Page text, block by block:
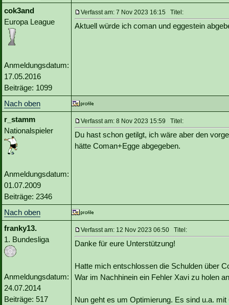
cok3and
Europa League
Anmeldungsdatum:
17.05.2016
Beiträge: 1099
Verfasst am: 7 Nov 2023 16:15 Titel:
Aktuell würde ich coman und eggestein
Nach oben
r_stamm
Nationalspieler
Anmeldungsdatum:
01.07.2009
Beiträge: 2346
Verfasst am: 8 Nov 2023 15:59 Titel:
Du hast schon getilgt, ich wäre aber den
hätte Coman+Egge abgegeben.
Nach oben
franky13.
1. Bundesliga
Anmeldungsdatum:
24.07.2014
Beiträge: 517
Verfasst am: 12 Nov 2023 06:50 Titel:
Danke für eure Unterstützung!
Hatte mich entschlossen die Schulden über
War im Nachhinein ein Fehler Xavi zu holen
Nun geht es um Optimierung. Es sind u.a.